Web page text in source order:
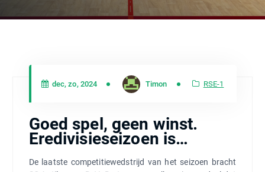
dec, zo, 2024 Timon RSE-1
Goed spel, geen winst.
Eredivisieseizoen is
afgerond.
De laatste competitiewedstrijd van het seizoen bracht